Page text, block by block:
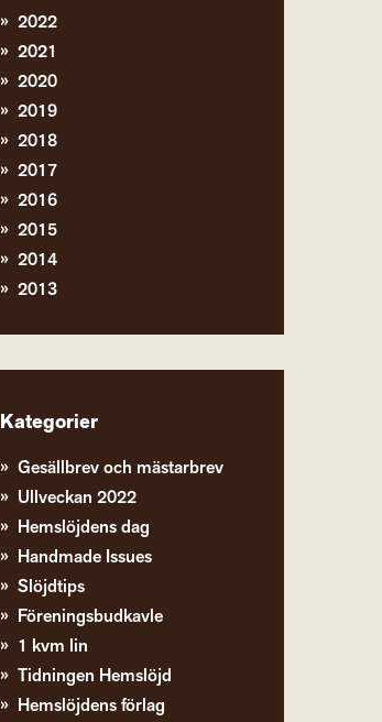
2022
2021
2020
2019
2018
2017
2016
2015
2014
2013
Kategorier
Gesällbrev och mästarbrev
Ullveckan 2022
Hemslöjdens dag
Handmade Issues
Slöjdtips
Föreningsbudkavle
1 kvm lin
Tidningen Hemslöjd
Hemslöjdens förlag